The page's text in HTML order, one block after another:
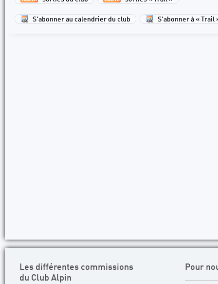
S'abonner au calendrier du club S'abonner à « Trail
Les différentes commissions
du Club Alpin
Pour